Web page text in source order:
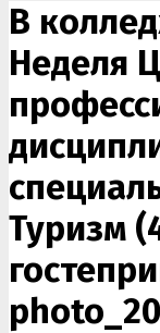
В
Неделя
Туризм